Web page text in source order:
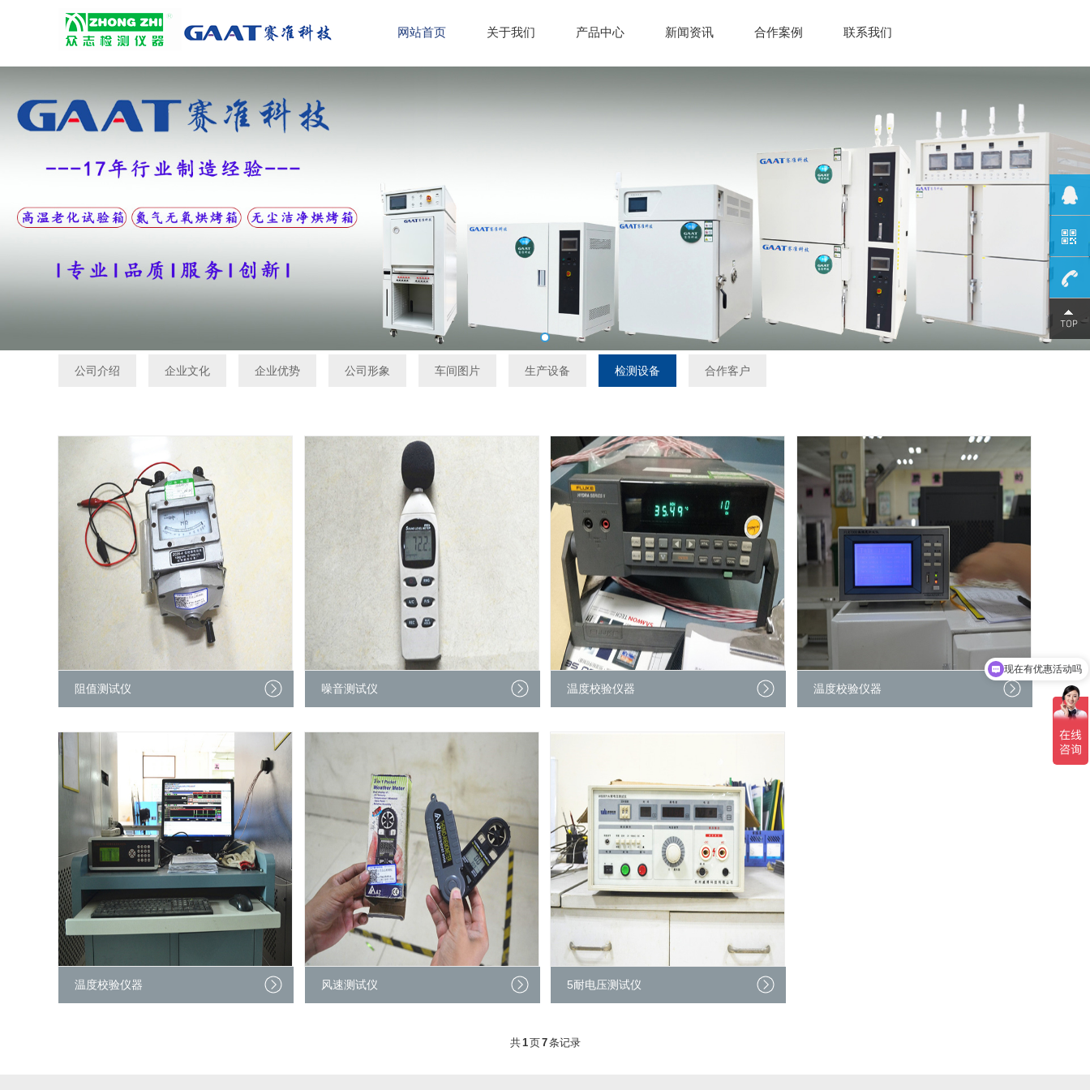
网站首页 关于我们 产品中心 新闻资讯 合作案例 联系我们
公司介绍 企业文化 企业优势 公司形象 车间图片 生产设备 检测设备 合作客户
阻值测试仪 噪音测试仪 温度校验仪器 温度校验仪器
温度校验仪器 风速测试仪 5耐电压测试仪
共1页7条记录
0769-
可以介绍下你们的产品么
现在有优惠活动吗